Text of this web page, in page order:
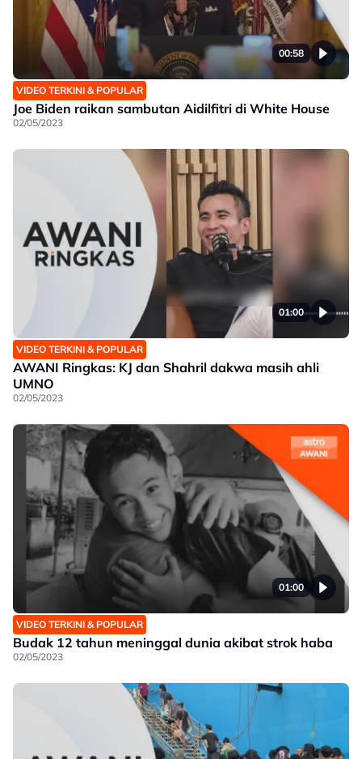
00:58
VIDEO TERKINI & POPULAR
Joe Biden raikan sambutan Aidilfitri di White House
02/05/2023
01:00
VIDEO TERKINI & POPULAR
AWANI Ringkas: KJ dan Shahril dakwa masih ahli
UMNO
02/05/2023
01:00
VIDEO TERKINI & POPULAR
Budak 12 tahun meninggal dunia akibat strok haba
02/05/2023